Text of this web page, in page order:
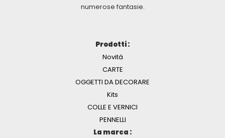
numerose fantasie.
Prodotti :
Novità
CARTE
OGGETTI DA DECORARE
Kits
COLLE E VERNICI
PENNELLI
La marca :